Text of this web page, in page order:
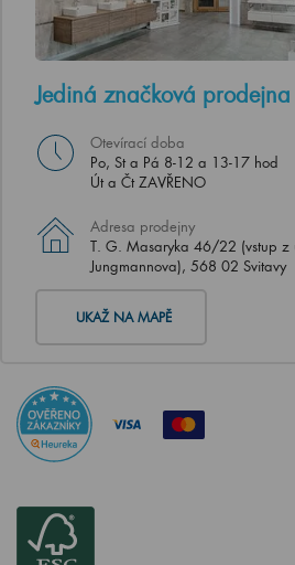
Jediná značková prodejna
Otevírací doba
Po, St a Pá 8-12 a 13-17 hod
Út a Čt ZAVŘENO
Adresa prodejny
T. G. Masaryka 46/22 (vstup z
Jungmannova), 568 02 Svitavy
UKAŽ NA MAPĚ